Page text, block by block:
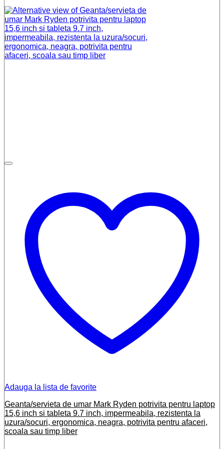
Adauga la lista de favorite
Geanta/servieta de umar Mark Ryden potrivita pentru laptop
15,6 inch si tableta 9.7 inch, impermeabila, rezistenta la
uzura/socuri, ergonomica, neagra, potrivita pentru afaceri,
scoala sau timp liber